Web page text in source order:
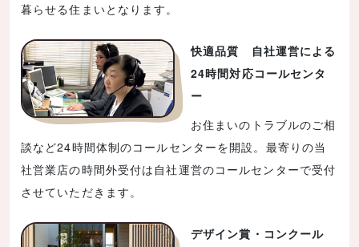
暮らせる住まいとなります。
快適品質 自社運営による
24時間対応コールセンタ
ー
お住まいのトラブルのご相
談など24時間体制のコールセンターを開設。最寄りの当
社営業店の時間外受付は自社運営のコールセンターで受付
させていただきます。
デザイン賞・コンクール